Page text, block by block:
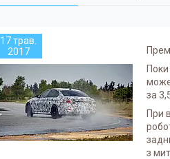
17 трав.
2017
може
за
При
з